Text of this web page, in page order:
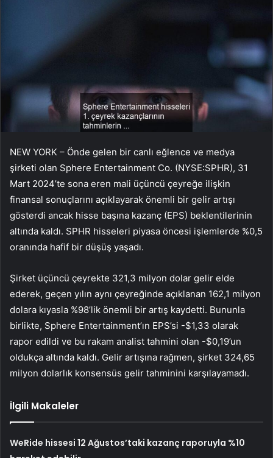
NEW YORK – Önde gelen bir canlı eğlence ve medya
şirketi olan Sphere Entertainment Co. (NYSE:SPHR), 31
Mart 2024’te sona eren mali üçüncü çeyreğe ilişkin
finansal sonuçlarını açıklayarak önemli bir gelir artışı
gösterdi ancak hisse başına kazanç (EPS) beklentilerinin
altında kaldı. SPHR hisseleri piyasa öncesi işlemlerde %0,5
oranında hafif bir düşüş yaşadı.
Şirket üçüncü çeyrekte 321,3 milyon dolar gelir elde
ederek, geçen yılın aynı çeyreğinde açıklanan 162,1 milyon
dolara kıyasla %98’lik önemli bir artış kaydetti. Bununla
birlikte, Sphere Entertainment’ın EPS’si -$1,33 olarak
rapor edildi ve bu rakam analist tahmini olan -$0,19’un
oldukça altında kaldı. Gelir artışına rağmen, şirket 324,65
milyon dolarlık konsensüs gelir tahminini karşılayamadı.
İlgili Makaleler
WeRide hissesi 12 Ağustos’taki kazanç raporuyla %10